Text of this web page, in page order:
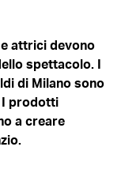
attrici devono
spettacolo. I
di Milano sono
prodotti
a creare